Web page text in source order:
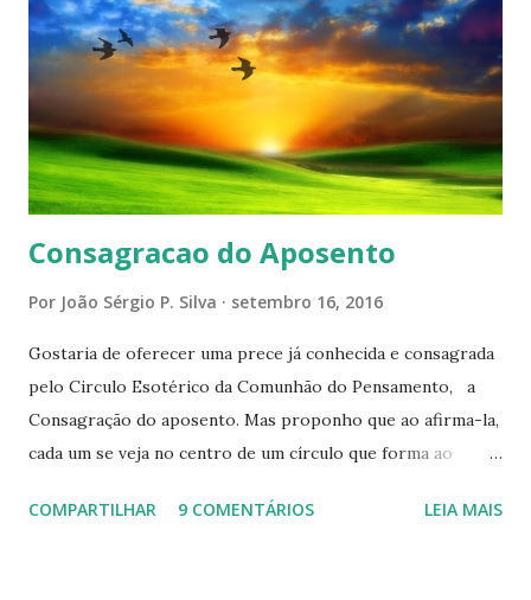
Consagracao do Aposento
Por João Sérgio P. Silva setembro 16, 2016
Gostaria de oferecer uma prece já conhecida e consagrada
pelo Circulo Esotérico da Comunhão do Pensamento, a
Consagração do aposento. Mas proponho que ao afirma-la,
cada um se veja no centro de um círculo que forma ao
cada um de nós mesmos. Um círculo que cresce e se
COMPARTILHAR 9 COMENTÁRIOS LEIA MAIS